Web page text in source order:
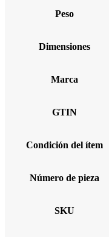
Peso
Dimensiones
Marca
GTIN
Condición del ítem
Número de pieza
SKU